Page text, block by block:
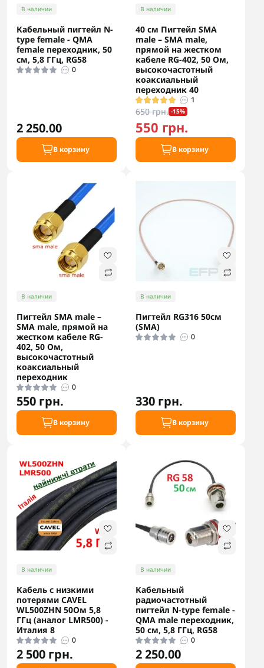
В наличии
Кабельный пигтейл N-
type female - QMA
female переходник, 50
см, 5,8 ГГц, RG58
0
2 250.00
В корзину
В наличии
40 см Пигтейл SMA
male – SMA male,
прямой на жестком
кабеле RG-402, 50 Ом,
высокочастотный
коаксиальный
переходник 40
1
650 грн. -15%
550 грн.
В корзину
В наличии
Пигтейл SMA male –
SMA male, прямой на
жестком кабеле RG-
402, 50 Ом,
высокочастотный
коаксиальный
переходник
0
550 грн.
В корзину
В наличии
Пигтейл RG316 50см
(SMA)
0
330 грн.
В корзину
В наличии
Кабель с низкими
потерями CAVEL
WL500ZHN 50Ом 5,8
ГГц (аналог LMR500) -
Италия 8
0
2 500 грн.
В наличии
Кабельный
радиочастотный
пигтейл N-type female -
QMA male переходник,
50 см, 5,8 ГГц, RG58
0
2 250.00